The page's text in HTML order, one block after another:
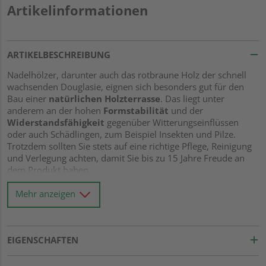
Artikelinformationen
ARTIKELBESCHREIBUNG
Nadelhölzer, darunter auch das rotbraune Holz der schnell
wachsenden Douglasie, eignen sich besonders gut für den
Bau einer natürlichen Holzterrasse. Das liegt unter
anderem an der hohen Formstabilität und der
Widerstandsfähigkeit gegenüber Witterungseinflüssen
oder auch Schädlingen, zum Beispiel Insekten und Pilze.
Trotzdem sollten Sie stets auf eine richtige Pflege, Reinigung
und Verlegung achten, damit Sie bis zu 15 Jahre Freude an
dem Produkt haben.
In jedem Fall entsteht durch Sonnenlicht ohne regelmäßige
Behandlung der Oberfläche eine silbergraue Schicht namens
Patina. Schauen Sie sich am besten vorab Muster an, damit
oder Sie lieber die typische rotbraune Färbung der Douglasie
erhalten möchten.
Dann ist eine Behandlung unmittelbar
Mehr anzeigen
EIGENSCHAFTEN